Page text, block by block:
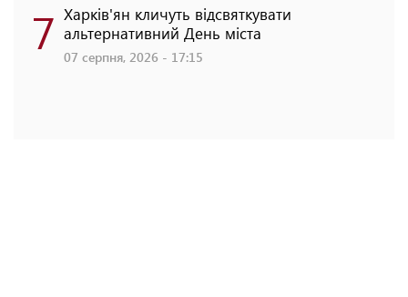
7 Харків'ян кличуть відсвяткувати
альтернативний День міста
07 серпня, 2026 - 17:15